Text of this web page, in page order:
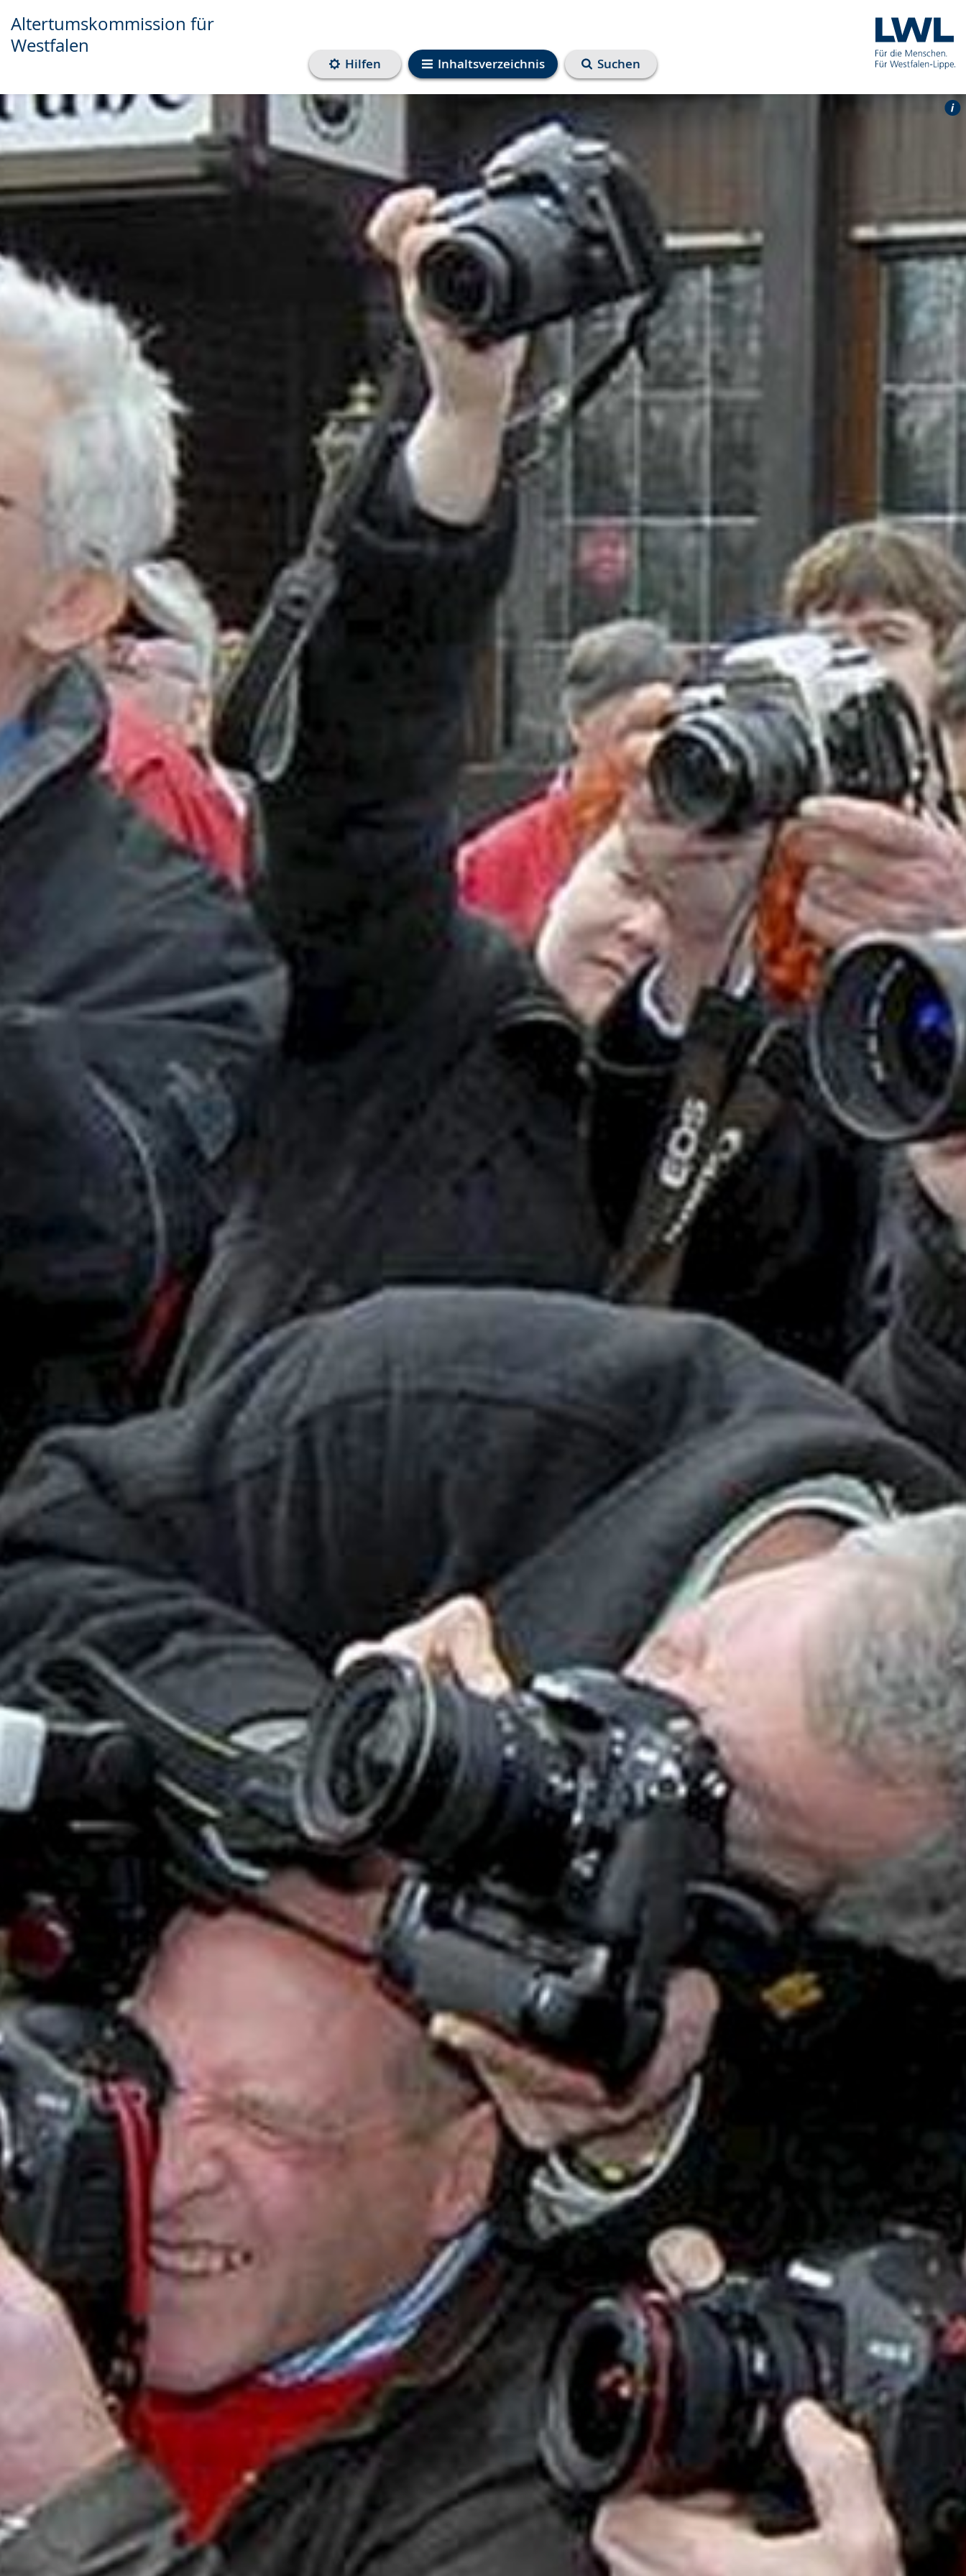
Transkript anzeigen
Abspielen
Pausieren
Altertumskommission für
Westfalen
Inhaltsverzeichnis
Hilfen Suchen